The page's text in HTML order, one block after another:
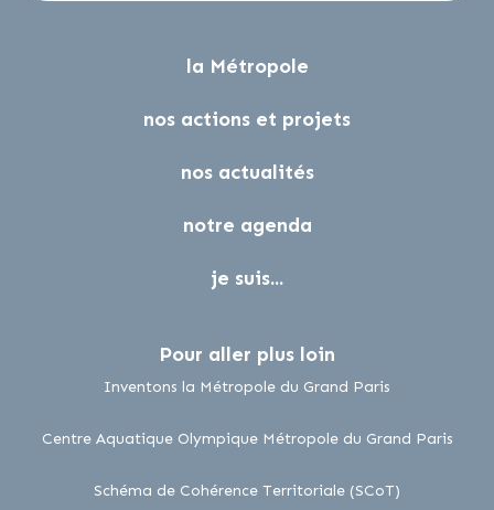
la Métropole
nos actions et projets
nos actualités
notre agenda
je suis...
Pour aller plus loin
Inventons la Métropole du Grand Paris
Centre Aquatique Olympique Métropole du Grand Parislien
Schéma de Cohérence Territoriale (SCoT)